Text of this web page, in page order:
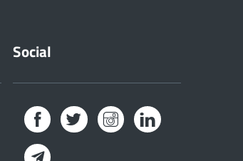
Social
FacebookTwitterInstagramLinkedIn